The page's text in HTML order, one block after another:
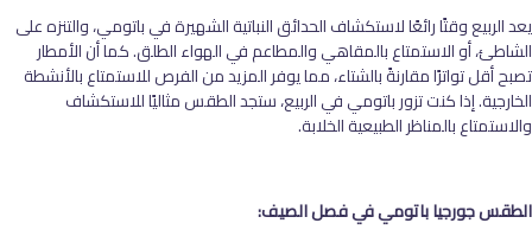
يعد الربيع وقتًا رائعًا لاستكشاف الحدائق النباتية الشهيرة في باتومي، والتنزه على
الشاطئ، أو الاستمتاع بالمقاهي والمطاعم في الهواء الطلق. كما أن الأمطار
تصبح أقل تواترًا مقارنةً بالشتاء، مما يوفر المزيد من الفرص للاستمتاع بالأنشطة
الخارجية. إذا كنت تزور باتومي في الربيع، ستجد الطقس مثاليًا للاستكشاف
والاستمتاع بالمناظر الطبيعية الخلابة.
الطقس جورجيا باتومي في فصل الصيف: